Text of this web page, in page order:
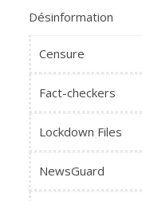
Désinformation
Censure
Fact-checkers
Lockdown Files
NewsGuard